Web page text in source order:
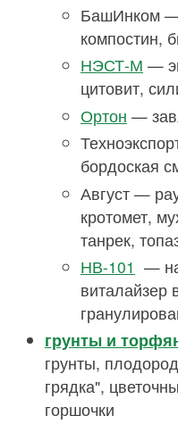
БашИнком
компостин,
НЭСТ-М —
цитовит,
Ортон —
бордоская
Август —
кротомет,
танрек,
НВ-101 —
виталайзер
грунты и
грунты,
грядка",
горшочки